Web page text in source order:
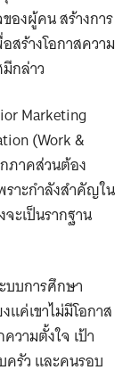
องผู้คน สร้างการ
สร้างโอกาสความ
กล่าว
Marketing
(Work &
ภาคส่วนต้อง
ราะกำลังสำคัญใน
ะเป็นรากฐาน
บบการศึกษา
แค่เขาไม่มีโอกาส
วามตั้งใจ เป้า
ครัว และคนรอบ